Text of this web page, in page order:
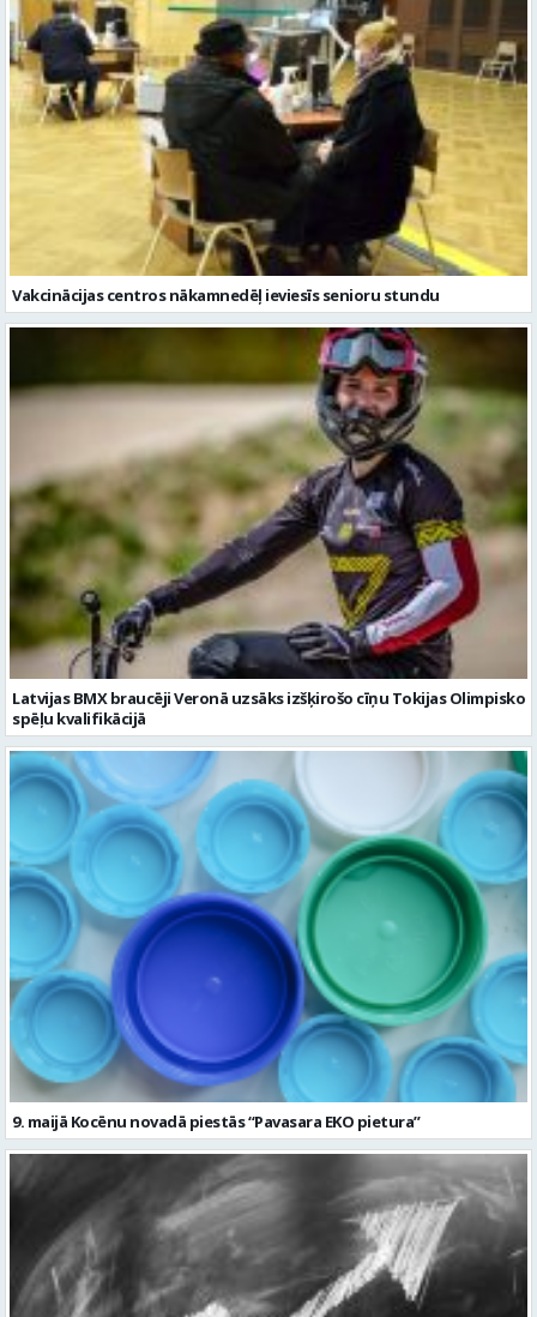
Vakcinācijas centros nākamnedēļ ieviesīs senioru stundu
Latvijas BMX braucēji Veronā uzsāks izšķirošo cīņu Tokijas Olimpisko
spēļu kvalifikācijā
9. maijā Kocēnu novadā piestās “Pavasara EKO pietura”